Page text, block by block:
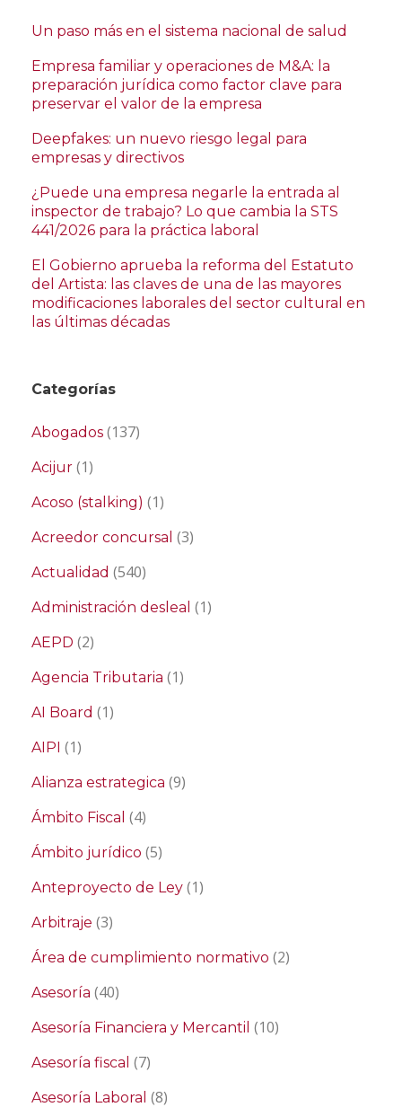
Un paso más en el sistema nacional de salud
Empresa familiar y operaciones de M&A: la
preparación jurídica como factor clave para
preservar el valor de la empresa
Deepfakes: un nuevo riesgo legal para
empresas y directivos
¿Puede una empresa negarle la entrada al
inspector de trabajo? Lo que cambia la STS
441/2026 para la práctica laboral
El Gobierno aprueba la reforma del Estatuto
del Artista: las claves de una de las mayores
modificaciones laborales del sector cultural en
las últimas décadas
Categorías
Abogados (137)
Acijur (1)
Acoso (stalking) (1)
Acreedor concursal (3)
Actualidad (540)
Administración desleal (1)
AEPD (2)
Agencia Tributaria (1)
AI Board (1)
AIPI (1)
Alianza estrategica (9)
Ámbito Fiscal (4)
Ámbito jurídico (5)
Anteproyecto de Ley (1)
Arbitraje (3)
Área de cumplimiento normativo (2)
Asesoría (40)
Asesoría Financiera y Mercantil (10)
Asesoría fiscal (7)
Asesoría Laboral (8)